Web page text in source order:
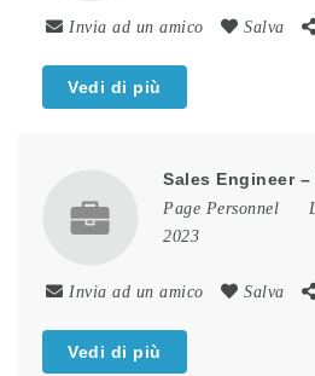
Invia ad un amico Salva
Vedi di più
Sales Engineer
Page Personnel
2023
Invia ad un amico Salva
Vedi di più